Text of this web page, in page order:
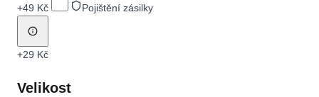
+49 Kč Pojištění zásilky
+29 Kč
Velikost